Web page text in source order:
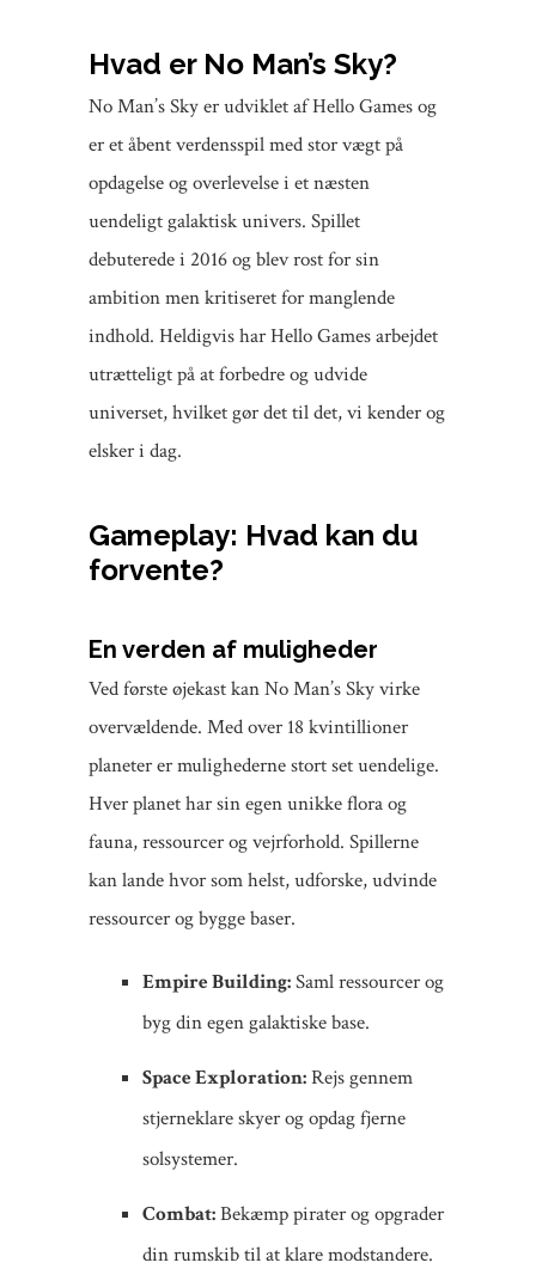
Hvad er No Man’s Sky?
No Man’s Sky er udviklet af Hello Games og
er et åbent verdensspil med stor vægt på
opdagelse og overlevelse i et næsten
uendeligt galaktisk univers. Spillet
debuterede i 2016 og blev rost for sin
ambition men kritiseret for manglende
indhold. Heldigvis har Hello Games arbejdet
utrætteligt på at forbedre og udvide
universet, hvilket gør det til det, vi kender og
elsker i dag.
Gameplay: Hvad kan du
forvente?
En verden af muligheder
Ved første øjekast kan No Man’s Sky virke
overvældende. Med over 18 kvintillioner
planeter er mulighederne stort set uendelige.
Hver planet har sin egen unikke flora og
fauna, ressourcer og vejrforhold. Spillerne
kan lande hvor som helst, udforske, udvinde
ressourcer og bygge baser.
Empire Building:Saml ressourcer og
byg din egen galaktiske base.
Space Exploration:Rejs gennem
stjerneklare skyer og opdag fjerne
solsystemer.
Combat:Bekæmp pirater og opgrader
din rumskib til at klare modstandere.